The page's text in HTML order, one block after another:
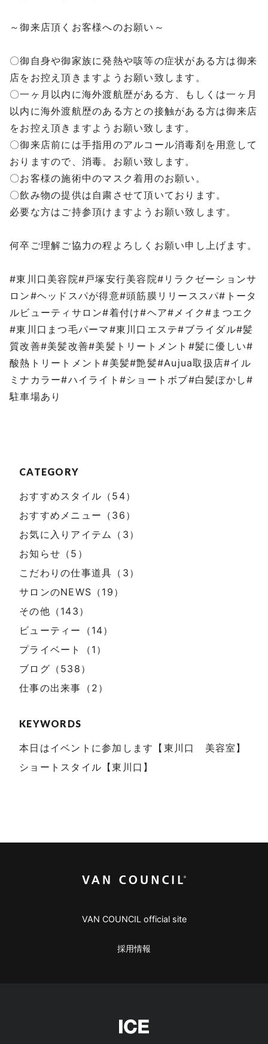
CATEGORY
おすすめスタイル（54）
おすすめメニュー（36）
お気に入りアイテム（3）
お知らせ（5）
こだわりの仕事道具（3）
サロンのNEWS（19）
その他（143）
ビューティー（14）
プライベート（1）
ブログ（538）
仕事の出来事（2）
KEYWORDS
本日はイベントに参加します【東川口 美容室】
ショートスタイル【東川口】
～御来店頂くお客様へのお願い～
〇御自身や御家族に発熱や咳等の症状がある方は御来
店をお控え頂きますようお願い致します。
〇一ヶ月以内に海外渡航歴がある方、もしくは一ヶ月
以内に海外渡航歴のある方との接触がある方は御来店
をお控え頂きますようお願い致します。
〇御来店前には手指用のアルコール消毒剤を用意して
おりますので、消毒。お願い致します。
〇お客様の施術中のマスク着用のお願い。
〇飲み物の提供は自粛させて頂いております。
必要な方はご持参頂けますようお願い致します。
何卒ご理解ご協力の程よろしくお願い申し上げます。
#東川口美容院#戸塚安行美容院#リラクゼーションサ
ロン#ヘッドスパが得意#頭筋膜リリーススパ#トータ
ルビューティサロン#着付け#ヘア#メイク#まつエク
#東川口まつ毛パーマ#東川口エステ#ブライダル#髪
質改善#美髪改善#美髪トリートメント#髪に優しい#
酸熱トリートメント#美髪#艶髪#Aujua取扱店#イル
ミナカラー#ハイライト#ショートボブ#白髪ぼかし#
駐車場あり
VAN COUNCIL official site
採用情報